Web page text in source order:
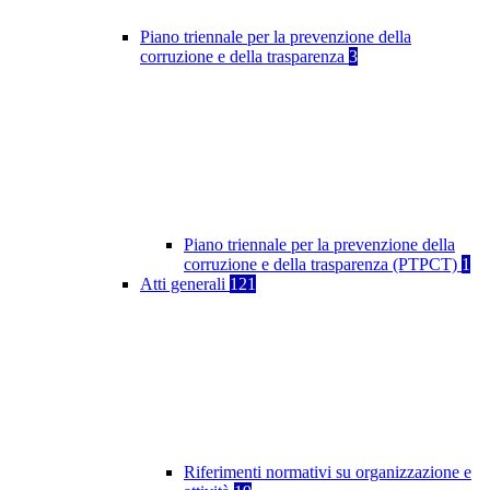
Piano triennale per la prevenzione della
corruzione e della trasparenza 3
Piano triennale per la prevenzione della
corruzione e della trasparenza (PTPCT) 1
Atti generali 121
Riferimenti normativi su organizzazione e